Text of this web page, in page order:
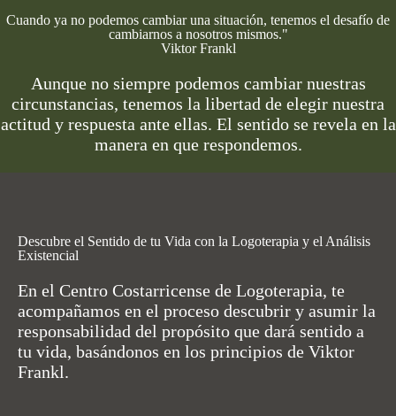
Cuando ya no podemos cambiar una situación, tenemos el desafío de
cambiarnos a nosotros mismos."
Viktor Frankl
Aunque no siempre podemos cambiar nuestras
circunstancias, tenemos la libertad de elegir nuestra
actitud y respuesta ante ellas. El sentido se revela en la
manera en que respondemos.
Descubre el Sentido de tu Vida con la Logoterapia y el Análisis
Existencial
En el Centro Costarricense de Logoterapia, te
acompañamos en el proceso descubrir y asumir la
responsabilidad del propósito que dará sentido a
tu vida, basándonos en los principios de Viktor
Frankl.